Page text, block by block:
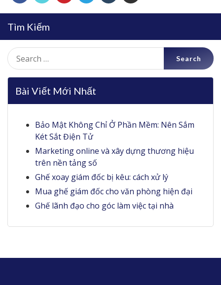
Tìm Kiếm
Search
for:
Bài Viết Mới Nhất
Bảo Mật Không Chỉ Ở Phần Mềm: Nên Sắm
Két Sắt Điện Tử
Marketing online và xây dựng thương hiệu
trên nền tảng số
Ghế xoay giám đốc bị kêu: cách xử lý
Mua ghế giám đốc cho văn phòng hiện đại
Ghế lãnh đạo cho góc làm việc tại nhà